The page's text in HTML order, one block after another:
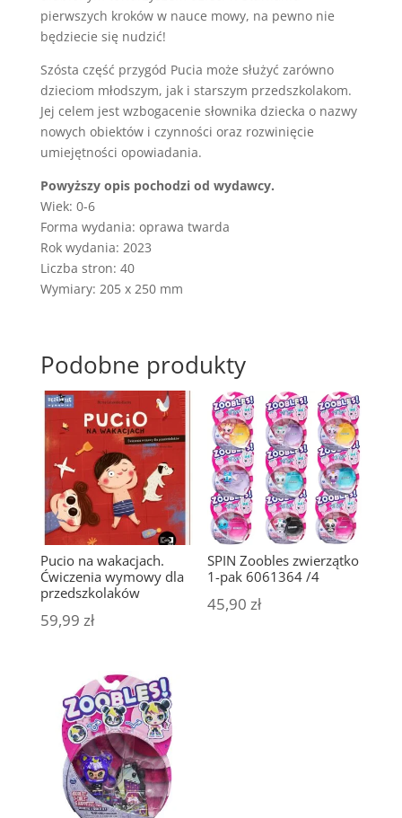
pierwszych kroków w nauce mowy, na pewno nie
będziecie się nudzić!
Szósta część przygód Pucia może służyć zarówno
dzieciom młodszym, jak i starszym przedszkolakom.
Jej celem jest wzbogacenie słownika dziecka o nazwy
nowych obiektów i czynności oraz rozwinięcie
umiejętności opowiadania.
Powyższy opis pochodzi od wydawcy.
Wiek: 0-6
Forma wydania: oprawa twarda
Rok wydania: 2023
Liczba stron: 40
Wymiary: 205 x 250 mm
Podobne produkty
Pucio na wakacjach.
Ćwiczenia wymowy dla
przedszkolaków
59,99 zł
SPIN Zoobles zwierzątko
1-pak 6061364 /4
45,90zł